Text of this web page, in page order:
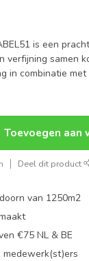
is een
samen
in combinatie
Toevoegen aan
Deel dit product
van 1250m2
€75 NL & BE
medewerk(st)ers